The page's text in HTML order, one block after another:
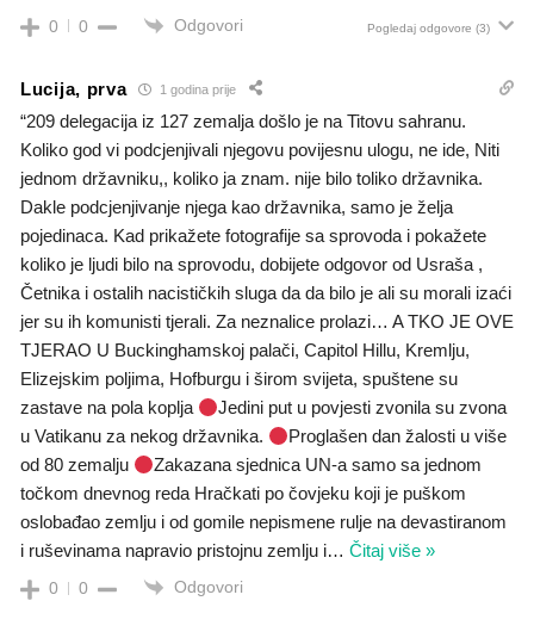
0 0 Odgovori Pogledaj odgovore (3)
Lucija, prva 1 godina prije
“209 delegacija iz 127 zemalja došlo je na Titovu sahranu.
Koliko god vi podcjenjivali njegovu povijesnu ulogu, ne ide, Niti
jednom državniku,, koliko ja znam. nije bilo toliko državnika.
Dakle podcjenjivanje njega kao državnika, samo je želja
pojedinaca. Kad prikažete fotografije sa sprovoda i pokažete
koliko je ljudi bilo na sprovodu, dobijete odgovor od Usraša ,
Četnika i ostalih nacističkih sluga da da bilo je ali su morali izaći
jer su ih komunisti tjerali. Za neznalice prolazi… A TKO JE OVE
TJERAO U Buckinghamskoj palači, Capitol Hillu, Kremlju,
Elizejskim poljima, Hofburgu i širom svijeta, spuštene su
zastave na pola koplja
Jedini put u povjesti zvonila su zvona
u Vatikanu za nekog državnika.
Proglašen dan žalosti u više
od 80 zemalju
Zakazana sjednica UN-a samo sa jednom
točkom dnevnog reda Hračkati po čovjeku koji je puškom
oslobađao zemlju i od gomile nepismene rulje na devastiranom
i ruševinama napravio pristojnu zemlju i… Čitaj više »
0 0 Odgovori